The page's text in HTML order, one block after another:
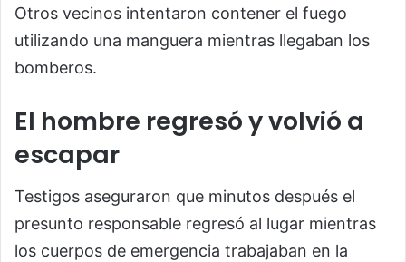
Otros vecinos intentaron contener el fuego
utilizando una manguera mientras llegaban los
bomberos.
El hombre regresó y volvió a
escapar
Testigos aseguraron que minutos después el
presunto responsable regresó al lugar mientras
los cuerpos de emergencia trabajaban en la